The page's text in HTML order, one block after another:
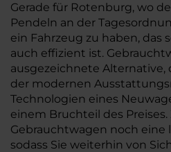
Gerade für Rotenburg, wo
Pendeln an der
ein Fahrzeug zu haben, das
auch effizient ist.
ausgezeichnete Alternative,
der modernen
Technologien eines
einem Bruchteil des
Gebrauchtwagen noch eine
sodass Sie weiterhin von